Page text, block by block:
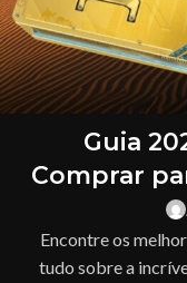
Guia
Comprar
Encontre os
tudo sobre a